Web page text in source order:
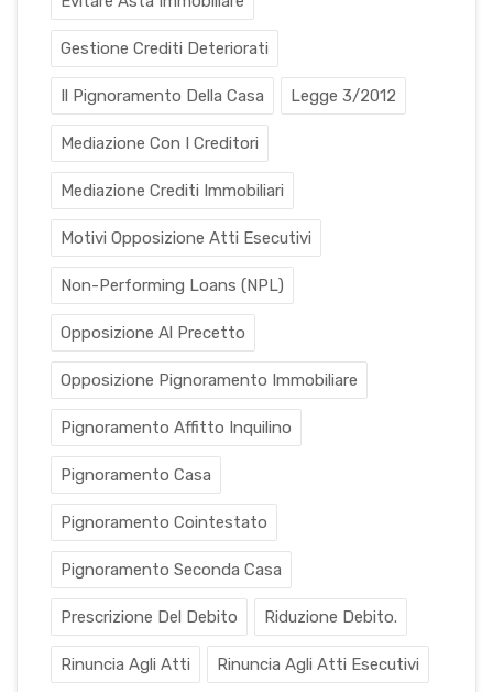
Gestione Crediti Deteriorati
Il Pignoramento Della Casa Legge 3/2012
Mediazione Con I Creditori
Mediazione Crediti Immobiliari
Motivi Opposizione Atti Esecutivi
Non-Performing Loans (NPL)
Opposizione Al Precetto
Opposizione Pignoramento Immobiliare
Pignoramento Affitto Inquilino
Pignoramento Casa
Pignoramento Cointestato
Pignoramento Seconda Casa
Prescrizione Del Debito Riduzione Debito.
Rinuncia Agli Atti Rinuncia Agli Atti Esecutivi